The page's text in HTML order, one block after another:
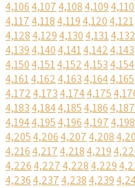
4,1064,1074,1084,1094,110
4,1174,1184,1194,1204,121
4,1284,1294,1304,1314,132
4,1394,1404,1414,1424,143
4,1504,1514,1524,1534,154
4,1614,1624,1634,1644,165
4,1724,1734,1744,175
4,1834,1844,1854,1864,187
4,1944,1954,1964,1974,198
4,2054,2064,2074,208
4,2164,2174,2184,219
4,2264,2274,2284,229
4,2364,2374,2384,239